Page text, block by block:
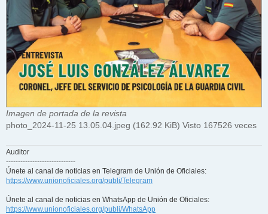
Imagen de portada de la revista
photo_2024-11-25 13.05.04.jpeg (162.92 KiB) Visto 167526 veces
Auditor
-----------------------------
Únete al canal de noticias en Telegram de Unión de Oficiales:
https://www.unionoficiales.org/publi/Telegram
Únete al canal de noticias en WhatsApp de Unión de Oficiales:
https://www.unionoficiales.org/publi/WhatsApp